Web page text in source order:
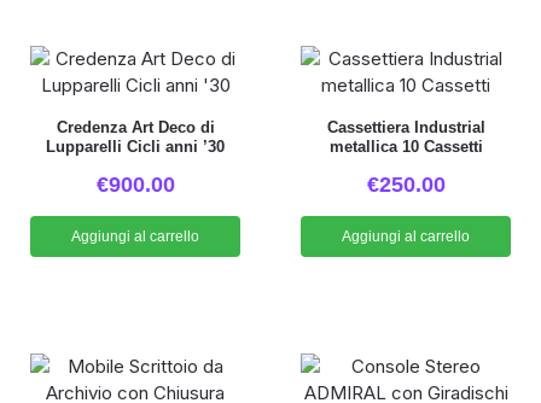
Credenza Art Deco di
Lupparelli Cicli anni ’30
€900.00
Aggiungi al carrello
Cassettiera Industrial
metallica 10 Cassetti
€250.00
Aggiungi al carrello